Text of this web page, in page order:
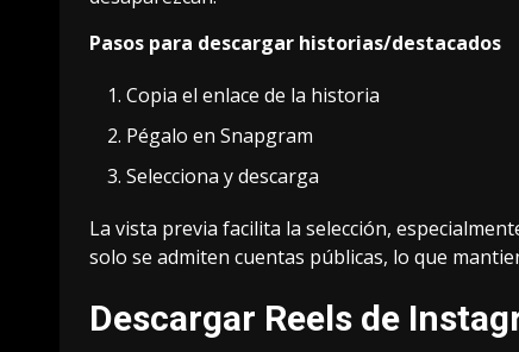
Pasos para descargar historias/destacados
Copia el enlace de la historia
Pégalo en Snapgram
Selecciona y descarga
La vista previa facilita la selección,
solo se admiten cuentas públicas, lo que
Descargar Reels de